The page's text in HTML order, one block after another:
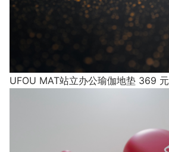
UFOU MAT站立办公瑜伽地垫 369 元